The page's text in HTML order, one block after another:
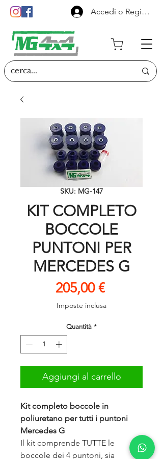
Accedi o Registrati
SKU: MG-147
KIT COMPLETO
BOCCOLE
PUNTONI PER
MERCEDES G
205,00 €Prezzo
Imposte inclusa
Quantità *
Aggiungi al carrello
Kit completo boccole in
poliuretano per tutti i puntoni
Mercedes G
Il kit comprende TUTTE le
boccole dei 4 puntoni, sia